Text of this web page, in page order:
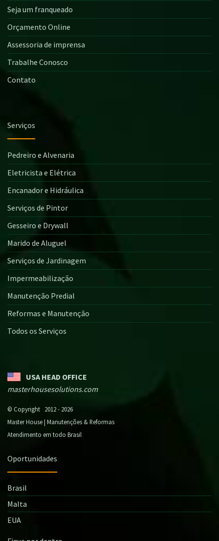
Seja um franqueado
Orçamento Online
Assessoria de imprensa
Trabalhe Conosco
Contato
Serviços
Pedreiro e Alvenaria
Eletricista e Elétrica
Encanador e Hidráulica
Serviços de Pintor
Gesseiro e Drywall
Marido de Aluguel
Serviços de Jardinagem
Impermeabilização
Manutenção Predial
Reformas e Manutenção
Todos os Serviços
USA HEAD OFFICE
masterhousesolutions.com
© Copyright 2012 - 2026
Master House | Manutenções & Reformas
Atendimento em todo Brasil
Oportunidades
Brasil
Malta
EUA